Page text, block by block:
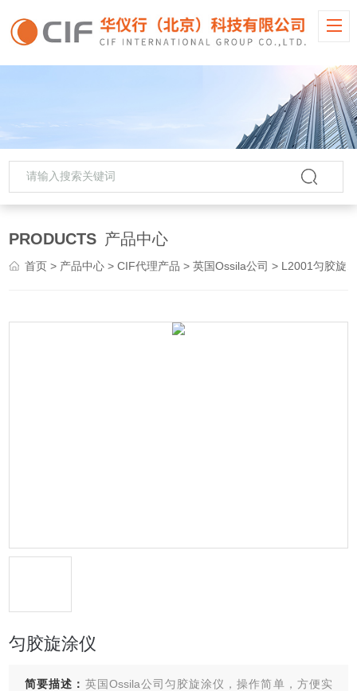
PRODUCTS 产品中心
首页 > 产品中心 >CIF代理产品 >英国Ossila公司 > L2001匀胶旋涂仪
匀胶旋涂仪
简要描述： 英国Ossila公司匀胶旋涂仪，操作简单，方便实